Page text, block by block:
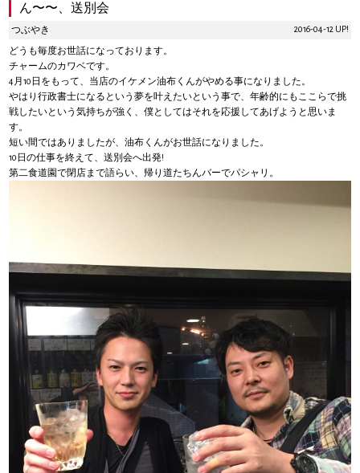
ん〜〜、送別会
つぶやき 2016-04-12 UP!
どうも毎度お世話になっております。
チャームのカワベです。
4月10日をもって、当店のイケメン油布くんがやめる事になりました。
やはり行政書士になるという夢を叶えたいという事で、年齢的にもここらで挑
戦したいという気持ちが強く、僕としてはそれを応援してあげようと思いま
す。
短い間ではありましたが、油布くんがお世話になりました。
10日の仕事を終えて、送別会へ出発!
第二食道園で閉店まで語らい、帰り道たちんバーでパシャリ。